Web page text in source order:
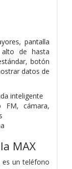
pantalla
de hasta
botón
datos de
inteligente
FM, cámara,
MAX
es un teléfono